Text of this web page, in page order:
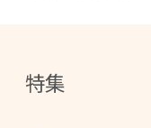
特集